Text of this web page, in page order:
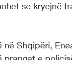
se kryejnë
Shqipëri,